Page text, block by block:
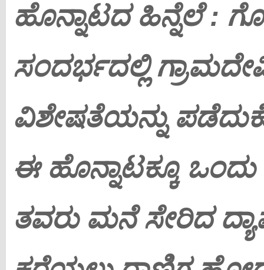
ಹೊನ್ನಾಟದ ಹಿನ್ನೆಲೆ :
ಸಂದರ್ಭದಲ್ಲಿ
ವಿಶೇಷತೆಯನ್ನು
ಈ ಹೊನ್ನಾಟಕ್ಕೂ
ತವರು ಮನೆ ಸೇರಿದ